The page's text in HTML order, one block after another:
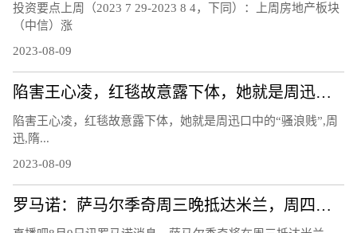
投资要点上周（2023 7 29-2023 8 4，下同）：上周房地产板块
（中信）涨
2023-08-09
陷害王心凌，红毯故意露下体，她就是周迅口中的“骚浪贱”
陷害王心凌，红毯故意露下体，她就是周迅口中的“骚浪贱”,周
迅,隋...
2023-08-09
罗马诺：萨马尔季奇周三晚抵达米兰，周四上午接受国米体检